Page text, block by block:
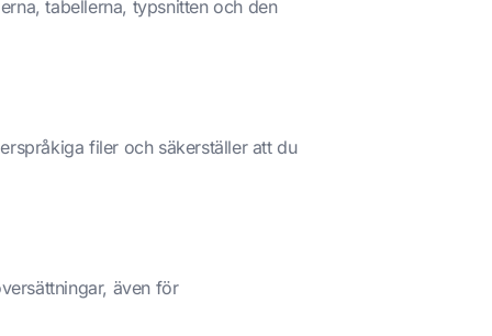
tabellerna, typsnitten och den
filer och säkerställer att du
även för